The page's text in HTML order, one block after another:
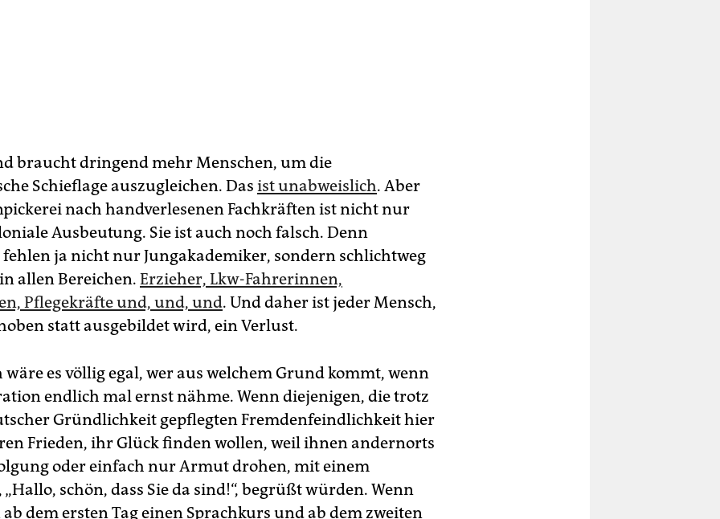
braucht dringend mehr Menschen, um die
Schieflage auszugleichen. Das ist unabweislich. Aber
nach handverlesenen Fachkräften ist nicht nur
Ausbeutung. Sie ist auch noch falsch. Denn
ja nicht nur Jungakademiker, sondern schlichtweg
allen Bereichen. Erzieher, Lkw-Fahrerinnen,
Pflegekräfte und, und, und. Und daher ist jeder Mensch,
statt ausgebildet wird, ein Verlust.
wäre es völlig egal, wer aus welchem Grund kommt, wenn
endlich mal ernst nähme. Wenn diejenigen, die trotz
Gründlichkeit gepflegten Fremdenfeindlichkeit hier
Frieden, ihr Glück finden wollen, weil ihnen andernorts
oder einfach nur Armut drohen, mit einem
schön, dass Sie da sind!“, begrüßt würden. Wenn
dem ersten Tag einen Sprachkurs und ab dem zweiten